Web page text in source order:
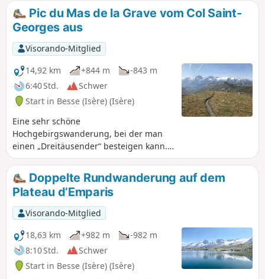
Pic du Mas de la Grave vom Col Saint-
Georges aus
Visorando-Mitglied
14,92 km
+844 m
-843 m
6:40 Std.
Schwer
Start in Besse (Isère) (Isère)
Eine sehr schöne
Hochgebirgswanderung, bei der man
einen „Dreitäusender“ besteigen kann.
Dieser Gipfel bietet einen 360°-
Panoramablick auf die umliegenden
Gebirgsmassive.
Doppelte Rundwanderung auf dem
Plateau d’Emparis
Visorando-Mitglied
18,63 km
+982 m
-982 m
8:10 Std.
Schwer
Start in Besse (Isère) (Isère)